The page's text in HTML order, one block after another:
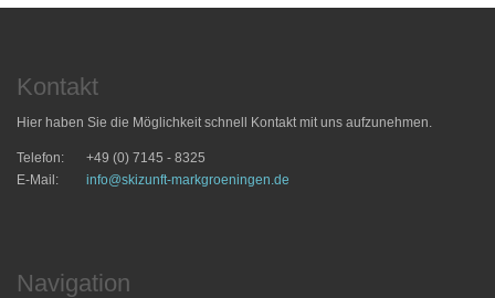
Kontakt
Hier haben Sie die Möglichkeit schnell Kontakt mit uns aufzunehmen.
Telefon:
+49 (0) 7145 - 8325
E-Mail:
info@skizunft-markgroeningen.de
Navigation